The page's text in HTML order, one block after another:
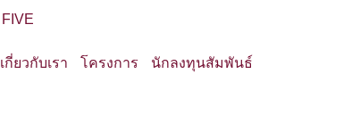
เกี่ยวกับเรา โครงการ นักลงทุนสัมพันธ์